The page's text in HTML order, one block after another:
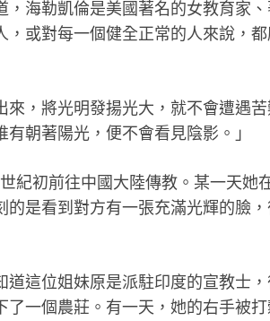
，海勒凱倫是美國著名的女教育家
，或對每一個健全正常的人來說，
來，將光明發揚光大，就不會遭遇
朝著陽光，便不會看見陰影。」
世紀初前往中國大陸傳教。某一天她
的是看到對方有一張充滿光輝的臉
道這位姐妹原是派駐印度的宣教士
了一個農莊。有一天，她的右手被